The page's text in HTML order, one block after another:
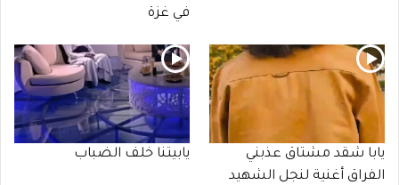
في غزة
يابا شقد مشتاق عذبني
الفراق أغنية لنجل الشهيد
يابيتنا خلف الضباب